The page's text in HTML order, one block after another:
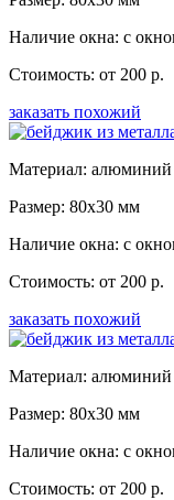
Наличие окна: с
Стоимость: от 200 р.
заказать похожий
Материал: алюминий
Размер: 80x30 мм
Наличие окна: с
Стоимость: от 200 р.
заказать похожий
Материал: алюминий
Размер: 80x30 мм
Наличие окна: с
Стоимость: от 200 р.